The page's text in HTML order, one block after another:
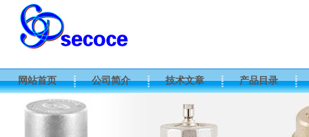
网站首页 公司简介 技术文章 产品目录